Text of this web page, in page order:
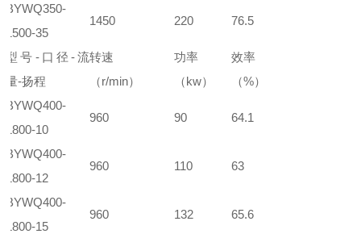
BYWQ350-
1500-35
1450 220 76.5
型号 -口径-流
量-扬程
转速
（r/min）
功率
（kw）
效率
（%）
BYWQ400-
1800-10
960 90 64.1
BYWQ400-
1800-12
960 110 63
BYWQ400-
1800-15
960 132 65.6